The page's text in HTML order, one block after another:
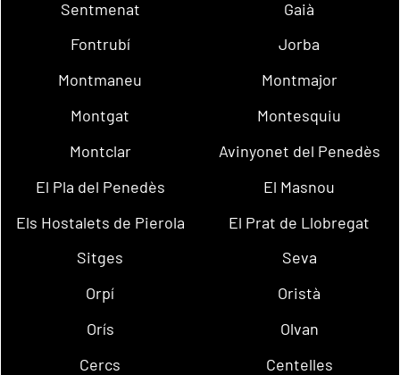
Sentmenat
Gaià
Fontrubí
Jorba
Montmaneu
Montmajor
Montgat
Montesquiu
Montclar
Avinyonet del Penedès
El Pla del Penedès
El Masnou
Els Hostalets de Pierola
El Prat de Llobregat
Sitges
Seva
Orpí
Oristà
Orís
Olvan
Cercs
Centelles